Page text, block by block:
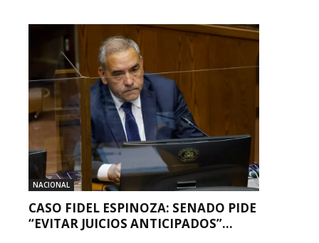
NACIONAL
CASO FIDEL ESPINOZA: SENADO PIDE
“EVITAR JUICIOS ANTICIPADOS”...